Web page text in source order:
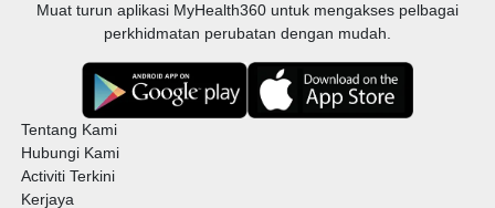
Muat turun aplikasi MyHealth360 untuk mengakses pelbagai
perkhidmatan perubatan dengan mudah.
Tentang Kami
Hubungi Kami
Activiti Terkini
Kerjaya